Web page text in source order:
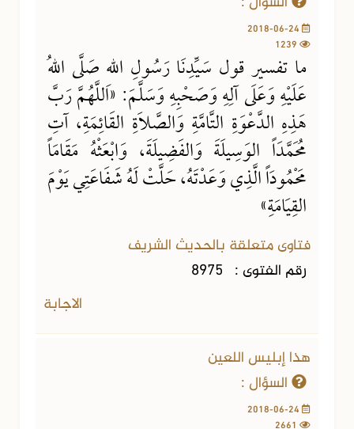
ما تفسير قول سَيِّدِنَا رَسُولِ اللهِ صَلَّى اللهُ
عَلَيْهِ وَعَلَى آلِهِ وَصَحْبِهِ وَسَلَّمَ: «اللَّهُمَّ رَبَّ
هَذِهِ الدَّعْوَةِ التَّامَّةِ وَالصَّلاَةِ القَائِمَةِ، آتِ
مُحَمَّدَاً الوَسِيلَةَ وَالفَضِيلَةَ، وَابْعَثْهُ مَقَامَاً
مَحْمُودَاً الَّذِي وَعَدْتَهُ، حَلَّتْ لَهُ شَفَاعَتِي يَوْمَ
القِيَامَةِ»
فتاوى متعلقة بالحديث الشريف
رقم الفتوى : 8975
الاجابة
هذا إبليس اللعين
السؤال :